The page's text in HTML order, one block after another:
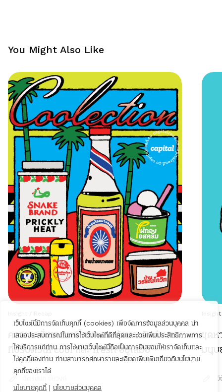
เว็บไซต์นี้มีการจัดเก็บคุกกี้ (cookies) เพื่อจัดการข้อมูลส่วนบุคคล นำ
เสนอประสบการณ์ในการใช้เว็บไซต์ที่ดีที่สุดและช่วยเพิ่มประสิทธิภาพการ
ให้บริการแก่ท่าน การใช้งานเว็บไซต์นี้ถือเป็นการยินยอมให้เราจัดเก็บและ
ใช้คุกกี้ของท่าน ท่านสามารถศึกษารายละเอียดเพิ่มเติมเกี่ยวกับนโยบาย
คุกกี้ของเราได้
นโยบายคุกกี้ | นโยบายส่วนบุคคล
You Might Also Like
คอลเลกชั่นแบรนด์ไทยคลายร้อนระดับตำนาน
ที่ปรับตัวให้ cool และ fresh อยู่เสมอ
Insight
ขุดห
มนุษ